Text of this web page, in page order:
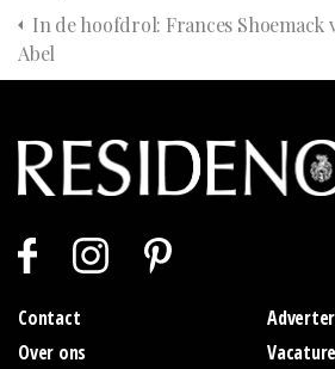
In de hoofdrol: Frances
Abel
Contact
Over ons